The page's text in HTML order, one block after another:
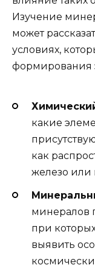
Изучение
может
условиях,
формирования
какие
как
железо или
минералов
при
выявить